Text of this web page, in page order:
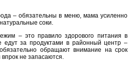
– обязательны в меню, мама усиленно
соки.
– это правило здорового питания в
едут за продуктами в районный центр –
обращают внимание на срок
не запасаются.